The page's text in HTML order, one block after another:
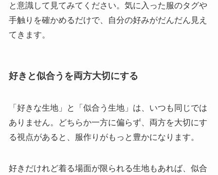
と意識して見てみてください。気に入った服のタグや
手触りを確かめるだけで、自分の好みがだんだん見え
てきます。
好きと似合うを両方大切にする
「好きな生地」と「似合う生地」は、いつも同じでは
ありません。どちらか一方に偏らず、両方を大切にす
る視点があると、服作りがもっと豊かになります。
好きだけれど着る場面が限られる生地もあれば、似合